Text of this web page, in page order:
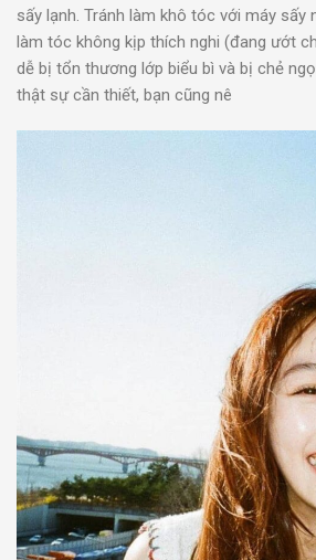
sấy lạnh. Tránh làm khô tóc với máy sấy
làm tóc không kịp thích nghi (đang ướt
dễ bị tổn thương lớp biểu bì và bị chẻ
thật sự cần thiết, bạn cũng nê